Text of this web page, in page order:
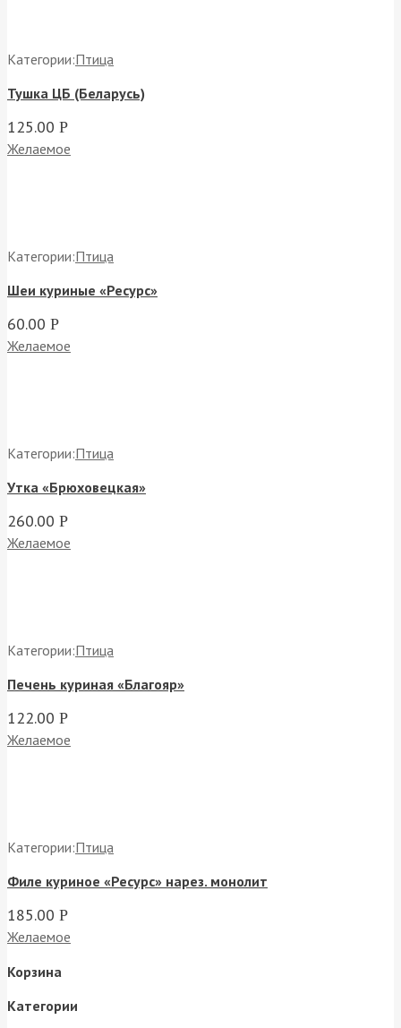
Категории:Птица
Тушка ЦБ (Беларусь)
125.00 Р
Желаемое
Категории:Птица
Шеи куриные «Ресурс»
60.00 Р
Желаемое
Категории:Птица
Утка «Брюховецкая»
260.00 Р
Желаемое
Категории:Птица
Печень куриная «Благояр»
122.00 Р
Желаемое
Категории:Птица
Филе куриное «Ресурс» нарез. монолит
185.00 Р
Желаемое
Корзина
Категории